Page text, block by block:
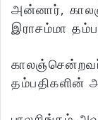
அன்னார்,
இராசம்மா
தம்பதிகளின்